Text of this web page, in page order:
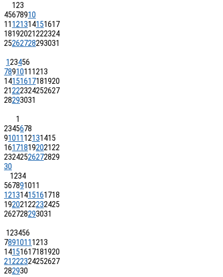
123
45678910
11 121314151617
18192021222324
25262728293031
123456
7891011 1213
14151617181920
21222324252627
28293031
1
2345678
91011 12131415
16171819202122
23242526272829
30
1234
567891011
12131415161718
19202122232425
262728293031
123456
7891011 1213
14151617181920
21222324252627
282930